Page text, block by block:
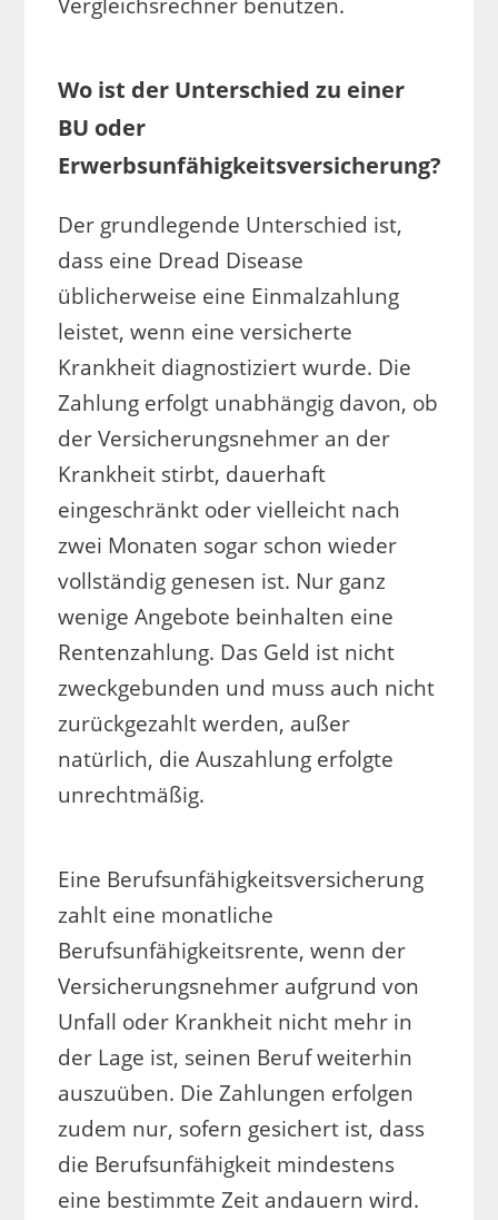
Wo ist der Unterschied zu einer
BU oder
Erwerbsunfähigkeitsversicherung?
Der grundlegende Unterschied ist,
dass eine Dread Disease
üblicherweise eine Einmalzahlung
leistet, wenn eine versicherte
Krankheit diagnostiziert wurde. Die
Zahlung erfolgt unabhängig davon, ob
der Versicherungsnehmer an der
Krankheit stirbt, dauerhaft
eingeschränkt oder vielleicht nach
zwei Monaten sogar schon wieder
vollständig genesen ist. Nur ganz
wenige Angebote beinhalten eine
Rentenzahlung. Das Geld ist nicht
zweckgebunden und muss auch nicht
zurückgezahlt werden, außer
natürlich, die Auszahlung erfolgte
unrechtmäßig.
Eine Berufsunfähigkeitsversicherung
zahlt eine monatliche
Berufsunfähigkeitsrente, wenn der
Versicherungsnehmer aufgrund von
Unfall oder Krankheit nicht mehr in
der Lage ist, seinen Beruf weiterhin
auszuüben. Die Zahlungen erfolgen
zudem nur, sofern gesichert ist, dass
die Berufsunfähigkeit mindestens
eine bestimmte Zeit andauern wird.